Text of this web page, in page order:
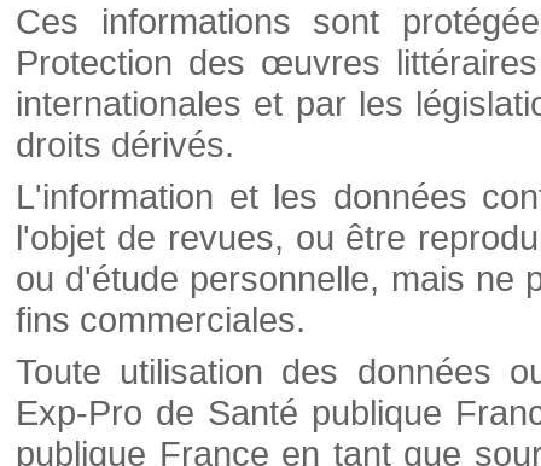
Ces informations sont
Protection des œuvres
internationales et par les
droits dérivés.
L'information et les données
l'objet de revues, ou être
ou d'étude personnelle, mais ne
fins commerciales.
Toute utilisation des données
Exp-Pro de Santé publique
publique France en tant que